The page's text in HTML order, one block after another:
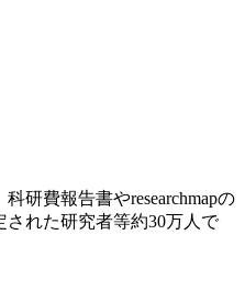
研費報告書やresearchmapの
れた研究者等約30万人で